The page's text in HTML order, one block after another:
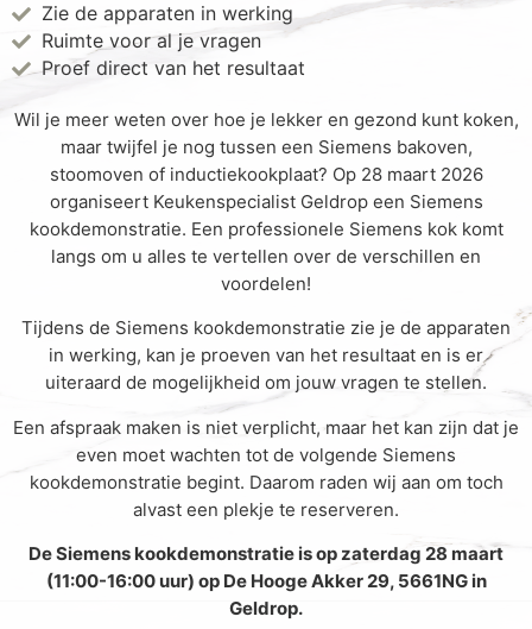
Zie de apparaten in werking
Ruimte voor al je vragen
Proef direct van het resultaat
Wil je meer weten over hoe je lekker en gezond kunt koken,
maar twijfel je nog tussen een Siemens bakoven,
stoomoven of inductiekookplaat? Op 28 maart 2026
organiseert Keukenspecialist Geldrop een Siemens
kookdemonstratie. Een professionele Siemens kok komt
langs om u alles te vertellen over de verschillen en
voordelen!
Tijdens de Siemens kookdemonstratie zie je de apparaten
in werking, kan je proeven van het resultaat en is er
uiteraard de mogelijkheid om jouw vragen te stellen.
Een afspraak maken is niet verplicht, maar het kan zijn dat je
even moet wachten tot de volgende Siemens
kookdemonstratie begint. Daarom raden wij aan om toch
alvast een plekje te reserveren.
De Siemens kookdemonstratie is op zaterdag 28 maart
(11:00-16:00 uur) op De Hooge Akker 29, 5661NG in
Geldrop.